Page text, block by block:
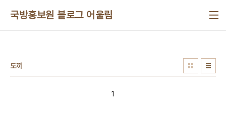
국방홍보원 블로그 어울림
도끼
1